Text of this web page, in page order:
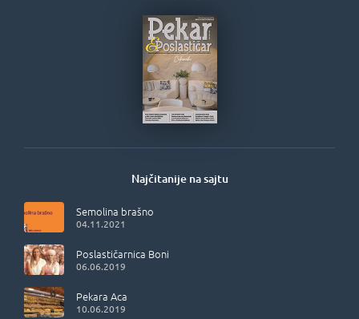
Najčitanije na sajtu
Semolina brašno
04.11.2021
Poslastičarnica Boni
06.06.2019
Pekara Aca
10.06.2019